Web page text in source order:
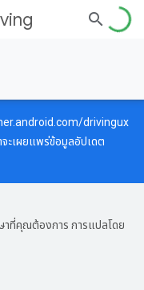
drivingux
ะเผยแพร่ข้อมูลอัปเดต
าที่คุณต้องการ การแปลโดย